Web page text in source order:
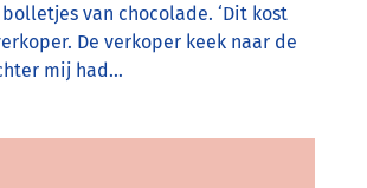
van chocolade. ‘Dit kost
De verkoper keek naar de
mij had…